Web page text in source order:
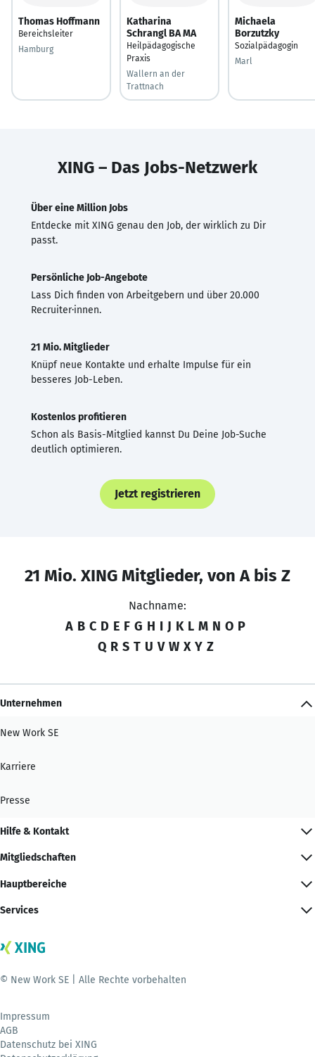
Thomas Hoffmann
Bereichsleiter
Hamburg
Katharina
Schrangl BA MA
Heilpädagogische
Praxis
Wallern an der
Trattnach
Michaela
Borzutzky
Sozialpädagogin
Marl
XING – Das Jobs-Netzwerk
Über eine Million Jobs
Entdecke mit XING genau den Job, der wirklich zu Dir
passt.
Persönliche Job-Angebote
Lass Dich finden von Arbeitgebern und über 20.000
Recruiter·innen.
21 Mio. Mitglieder
Knüpf neue Kontakte und erhalte Impulse für ein
besseres Job-Leben.
Kostenlos profitieren
Schon als Basis-Mitglied kannst Du Deine Job-Suche
deutlich optimieren.
Jetzt registrieren
21 Mio. XING Mitglieder, von A bis Z
Nachname:
A B C D E F G H I J K L M N O P
Q R S T U V W X Y Z
Unternehmen
New Work SE
Karriere
Presse
Hilfe & Kontakt
Mitgliedschaften
Hauptbereiche
Services
© New Work SE | Alle Rechte vorbehalten
Impressum
AGB
Datenschutz bei XING